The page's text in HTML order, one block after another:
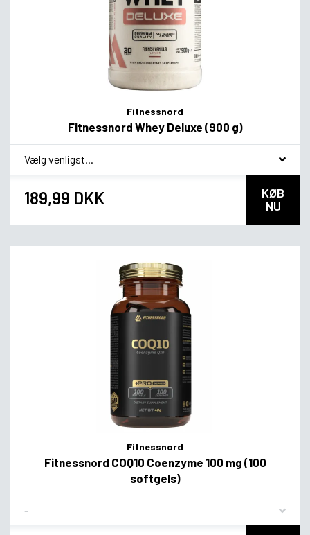
Fitnessnord
Fitnessnord Whey Deluxe (900 g)
* Smagsvariant
189,99 DKK
KØB
NU
Fitnessnord
Fitnessnord COQ10 Coenzyme 100 mg (100
softgels)